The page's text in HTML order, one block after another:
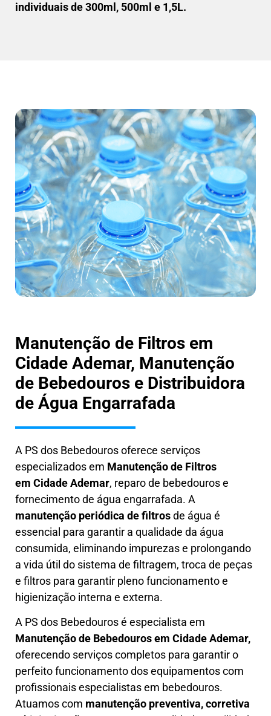
individuais de 300ml, 500ml e 1,5L.
Manutenção de Filtros em
Cidade Ademar, Manutenção
de Bebedouros e Distribuidora
de Água Engarrafada
A PS dos Bebedouros oferece serviços
especializados em Manutenção de Filtros
em Cidade Ademar, reparo de bebedouros e
fornecimento de água engarrafada. A
manutenção periódica de filtrosde água é
essencial para garantir a qualidade da água
consumida, eliminando impurezas e prolongando
a vida útil do sistema de filtragem, troca de peças
e filtros para garantir pleno funcionamento e
higienização interna e externa.
A PS dos Bebedouros é especialista em
Manutenção de Bebedouros em Cidade Ademar,
oferecendo serviços completos para garantir o
perfeito funcionamento dos equipamentos com
profissionais especialistas em bebedouros.
Atuamos com manutenção preventiva, corretiva